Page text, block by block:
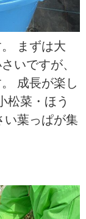
まずは大
いですが、
成長が楽し
松菜・ほう
い葉っぱが集